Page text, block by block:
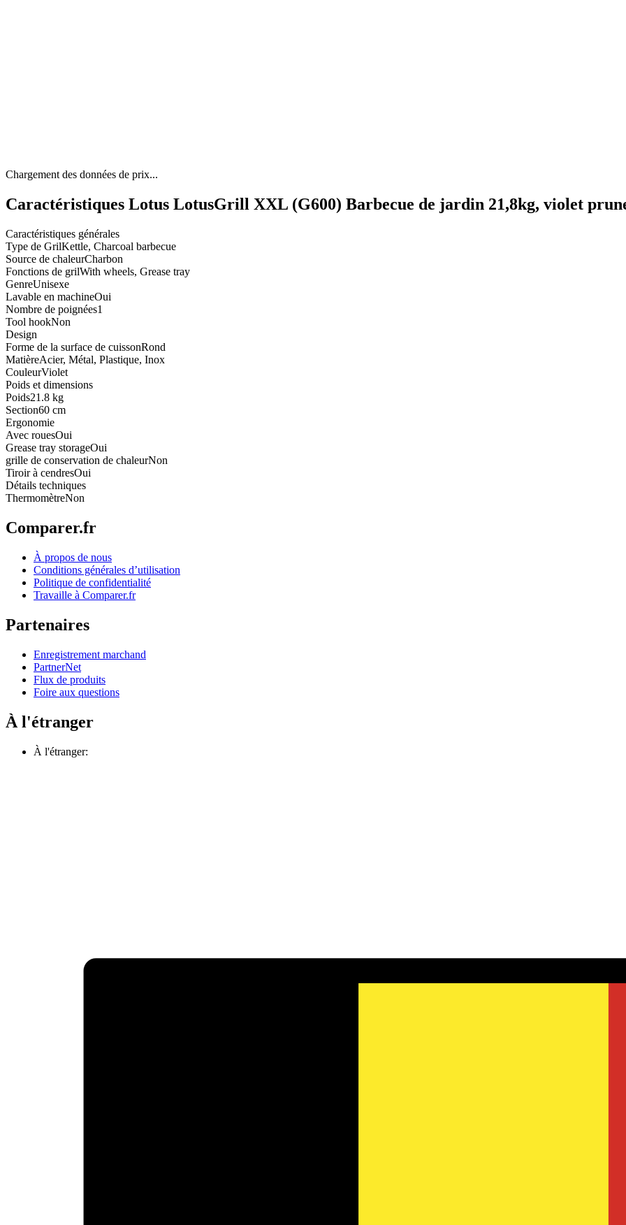
Chargement des données de prix...
Caractéristiques Lotus LotusGrill XXL (G600) Barbecue de jardin 21,8kg, violet
Caractéristiques générales
Type de GrilKettle, Charcoal barbecue
Source de chaleurCharbon
Fonctions de grilWith wheels, Grease tray
GenreUnisexe
Lavable en machineOui
Nombre de poignées1
Tool hookNon
Design
Forme de la surface de cuissonRond
MatièreAcier, Métal, Plastique, Inox
CouleurViolet
Poids et dimensions
Poids21.8 kg
Section60 cm
Ergonomie
Avec rouesOui
Grease tray storageOui
grille de conservation de chaleurNon
Tiroir à cendresOui
Détails techniques
ThermomètreNon
Comparer.fr
À propos de nous
Conditions générales d’utilisation
Politique de confidentialité
Travaille à Comparer.fr
Partenaires
Enregistrement marchand
PartnerNet
Flux de produits
Foire aux questions
À l'étranger
À l'étranger: